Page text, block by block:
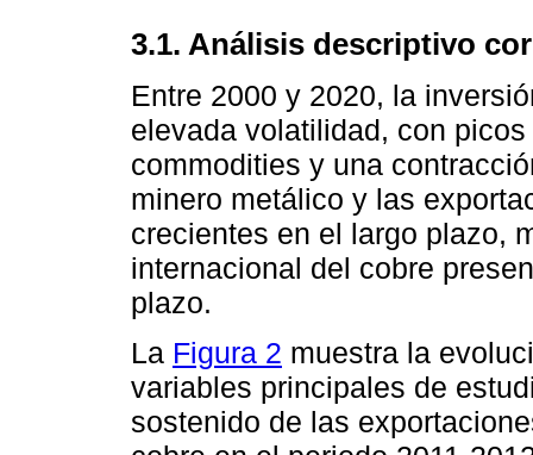
3.1. Análisis descriptivo
Entre 2000 y 2020, la
elevada volatilidad, con
commodities y una
minero metálico y las
crecientes en el largo plazo,
internacional del cobre
plazo.
La Figura 2 muestra la
variables principales de
sostenido de las